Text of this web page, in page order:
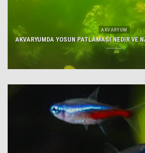
AKVARYUM
AKVARYUMDA YOSUN PATLAMASI NEDIR VE